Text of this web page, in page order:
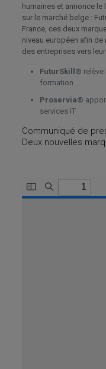
humaines et annonce
sur le marché belge :
France, ces deux
niveau européen afin
des entreprises vers
FuturSkill®
formation
Proservia®
services IT
Communiqué de
Deux nouvelles